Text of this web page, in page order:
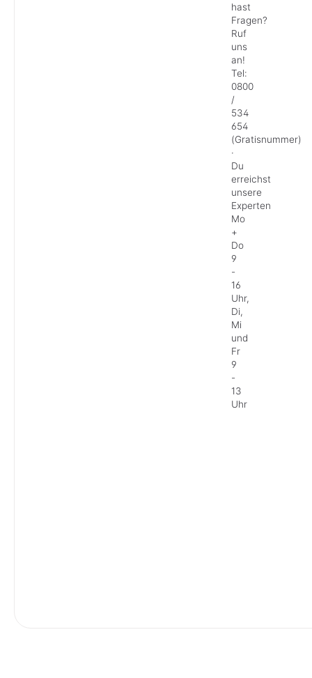
hast
Fragen?
Ruf
uns
an!
Tel:
0800
/
534
654
(Gratisnummer)
·
Du
erreichst
unsere
Experten
Mo
+
Do
9
-
16
Uhr,
Di,
Mi
und
Fr
9
-
13
Uhr